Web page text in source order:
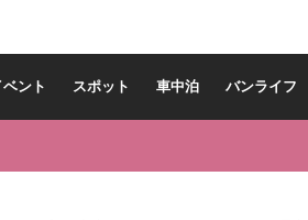
ベント スポット 車中泊 バンライフ